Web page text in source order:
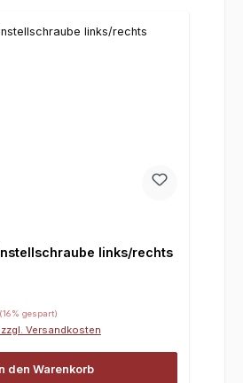
links/rechts
(16% gespart)
Versandkosten
den Warenkorb